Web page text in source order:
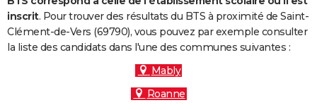
S'inscrire
Se connecter
Lycées
Collèges
Primaires
Universités
Entreprises
Service militaire
Avis de recherche
AVIS DE DÉCÈS
FORUM
inscrit. Pour trouver des résultats du BTS à proximité de Saint-
Clément-de-Vers (69790), vous pouvez par exemple consulter
la liste des candidats dans l'une des communes suivantes :
Mably
Roanne